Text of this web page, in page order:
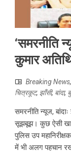
‘समरनीति
कुमार
Breaking News,
चित्रकूट, झाँसी, बांदा,
समरनीति न्यूज,
सूझबूझ। कुछ ऐसी
पुलिस उप
में भी अलग पहचान